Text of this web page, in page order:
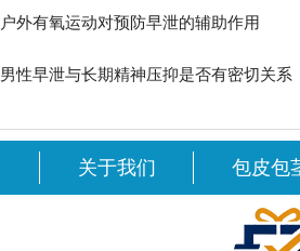
户外有氧运动对预防早泄的辅助作用
男性早泄与长期精神压抑是否有密切关系
关于我们 包皮包